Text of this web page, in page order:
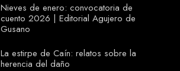
Nieves de enero: convocatoria de
cuento 2026 | Editorial Agujero de
Gusano
La estirpe de Caín: relatos sobre la
herencia del daño